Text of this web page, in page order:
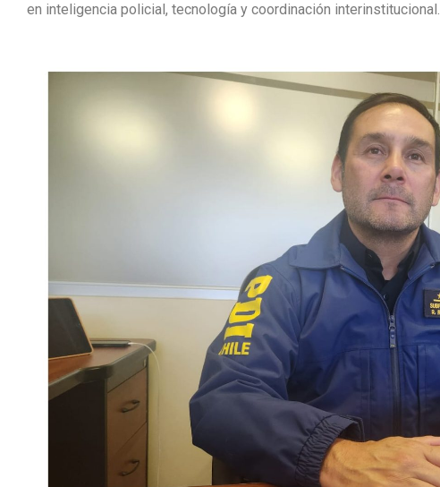
en inteligencia policial, tecnología y coordinación interinstitucional.